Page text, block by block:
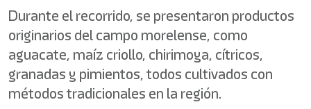
Durante el recorrido, se presentaron productos
originarios del campo morelense, como
aguacate, maíz criollo, chirimoya, cítricos,
granadas y pimientos, todos cultivados con
métodos tradicionales en la región.